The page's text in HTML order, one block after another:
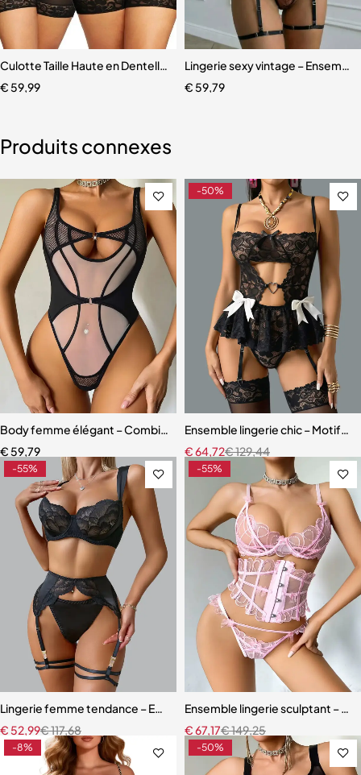
transparents pour femmes
Culotte Taille Haute en Dentelle Sexy pour Femme
€ 59,99
Lingerie sexy vintage –
€ 59,79
Produits connexes
Body femme élégant – Combinaison avec empiècements en maille
€ 59,79
-50%
Ensemble lingerie chic – Motifs
€129,44
€64,72
-55%
Lingerie femme tendance – Ensemble coordonné en dentelle et
€117,68
€ 52,99
-55%
Ensemble lingerie sculptant –
€149,25
€67,17
-8% -50%